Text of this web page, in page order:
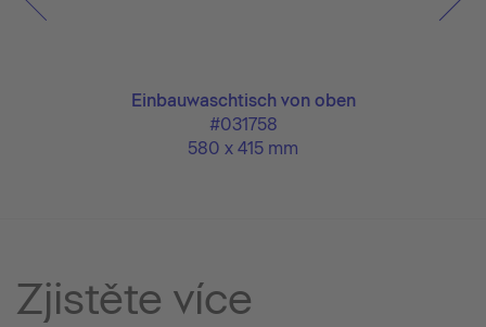
Einbauwaschtisch von oben
#031758
580 x 415 mm
Zjistěte více